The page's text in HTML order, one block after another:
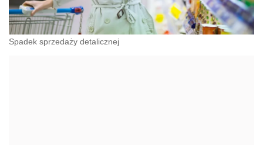
Spadek sprzedaży detalicznej